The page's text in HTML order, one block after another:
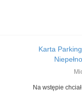
Karta
Na wstępie